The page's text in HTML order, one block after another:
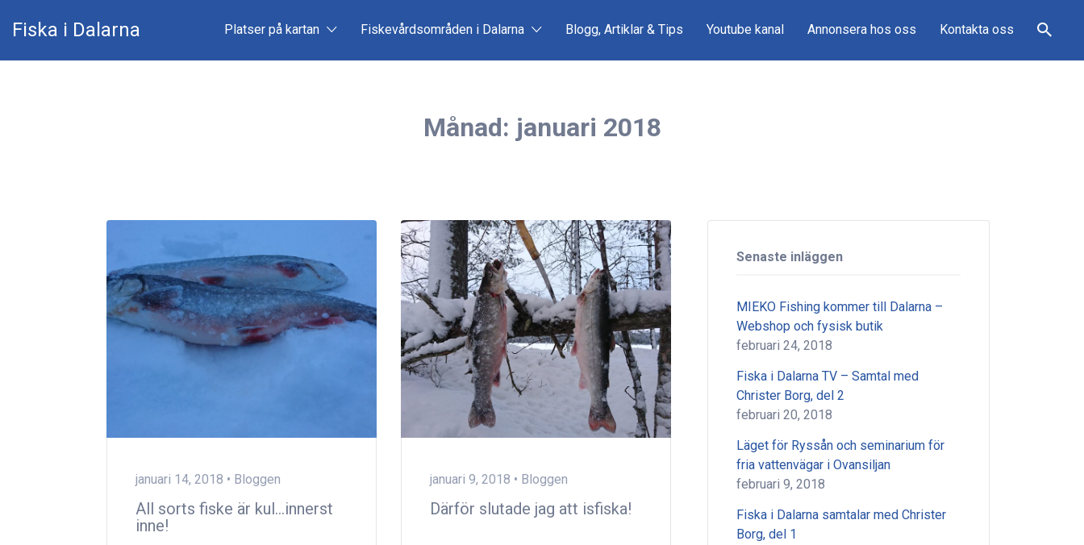
Fiska i Dalarna Platser på kartan Fiskevårdsområden i Dalarna Blogg, Artiklar & Tips Youtube kanal Annonsera hos oss Kontakta oss
Sök
efter:
Månad: januari 2018
januari 14, 2018 • Bloggen
All sorts fiske är kul…innerst
inne!
januari 9, 2018 • Bloggen
Därför slutade jag att isfiska!
Senaste inläggen
MIEKO Fishing kommer till Dalarna –
Webshop och fysisk butik
februari 24, 2018
Fiska i Dalarna TV – Samtal med
Christer Borg, del 2
februari 20, 2018
Läget för Ryssån och seminarium för
fria vattenvägar i Ovansiljan
februari 9, 2018
Fiska i Dalarna samtalar med Christer
Borg, del 1